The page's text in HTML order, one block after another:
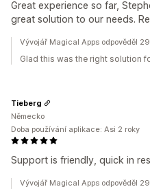
Great experience so far,
great solution to our needs.
Vývojář Magical Apps odpověděl
Glad this was the right solution
Support is friendly, quick in
Tieberg
Německo
Doba používání aplikace: Asi 2 roky
Vývojář Magical Apps odpověděl